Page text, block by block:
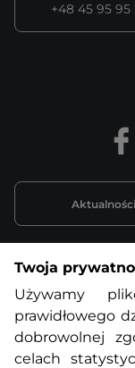
+48 45 95 95
O nas
Aktualności
Twoja
Używamy
prawidłowego
dobrowolnej
celach